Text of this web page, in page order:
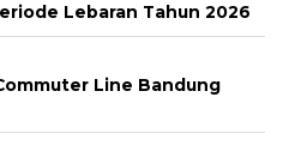
Lebaran Tahun 2026
Line Bandung